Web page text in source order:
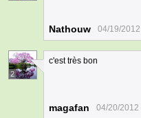
Nathouw 04/19/
2
c'est très bon
magafan 04/20/2012